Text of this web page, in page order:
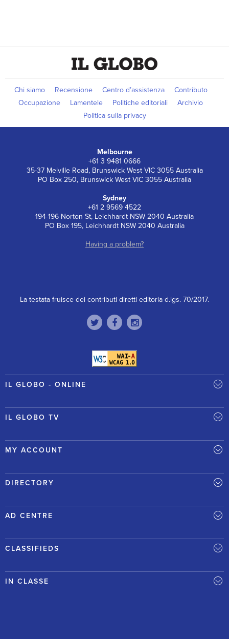
Chi siamo Recensione Centro d’assistenza
Contributo
Occupazione
Lamentele Politiche editoriali
Archivio
Politica sulla privacy
Melbourne
+61 3 9481 0666
35-37 Melville Road, Brunswick West VIC 3055 Australia
PO Box 250, Brunswick West VIC 3055 Australia
Sydney
+61 2 9569 4522
194-196 Norton St, Leichhardt NSW 2040 Australia
PO Box 195, Leichhardt NSW 2040 Australia
Having a problem?
La testata fruisce dei contributi diretti editoria d.lgs. 70/2017.
IL GLOBO - ONLINE
IL GLOBO TV
MY ACCOUNT
DIRECTORY
AD CENTRE
CLASSIFIEDS
IN CLASSE